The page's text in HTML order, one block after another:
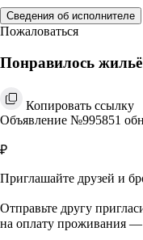
Сведения об исполнителе
Пожаловаться
Понравилось
Копировать ссылку
Объявление №995851
₽
Приглашайте друзей и
Отправьте другу
на оплату проживания —